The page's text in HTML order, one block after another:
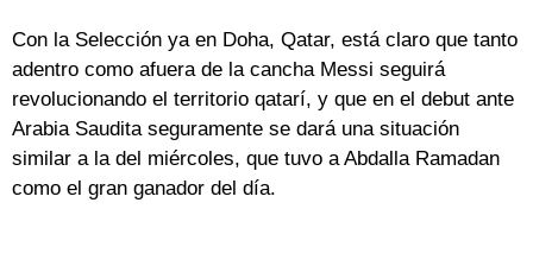
Con la Selección ya en Doha, Qatar, está claro que tanto
adentro como afuera de la cancha Messi seguirá
revolucionando el territorio qatarí, y que en el debut ante
Arabia Saudita seguramente se dará una situación
similar a la del miércoles, que tuvo a Abdalla Ramadan
como el gran ganador del día.